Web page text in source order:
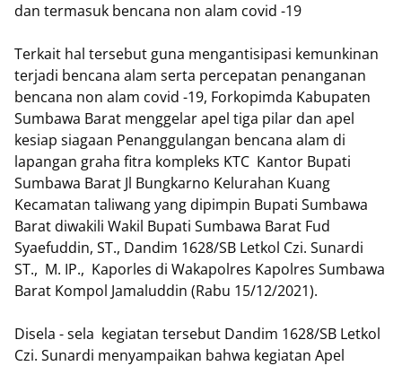
dan termasuk bencana non alam covid -19
Terkait hal tersebut guna mengantisipasi kemunkinan
terjadi bencana alam serta percepatan penanganan
bencana non alam covid -19, Forkopimda Kabupaten
Sumbawa Barat menggelar apel tiga pilar dan apel
kesiap siagaan Penanggulangan bencana alam di
lapangan graha fitra kompleks KTC Kantor Bupati
Sumbawa Barat Jl Bungkarno Kelurahan Kuang
Kecamatan taliwang yang dipimpin Bupati Sumbawa
Barat diwakili Wakil Bupati Sumbawa Barat Fud
Syaefuddin, ST., Dandim 1628/SB Letkol Czi. Sunardi
ST., M. IP., Kaporles di Wakapolres Kapolres Sumbawa
Barat Kompol Jamaluddin (Rabu 15/12/2021).
Disela - sela kegiatan tersebut Dandim 1628/SB Letkol
Czi. Sunardi menyampaikan bahwa kegiatan Apel